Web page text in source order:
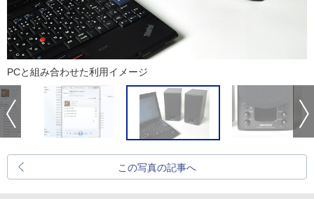
PCと組み合わせた利用イメージ
この写真の記事へ